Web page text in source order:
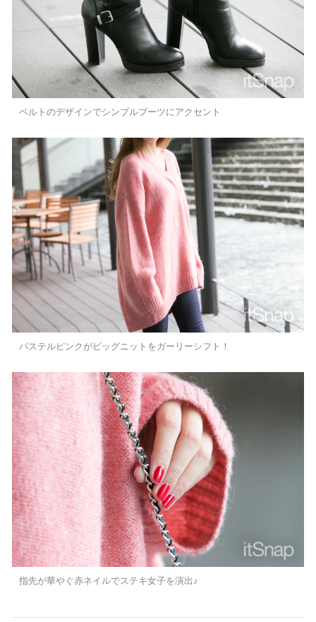
ベルトのデザインでシンプルブーツにアクセント
パステルピンクがビッグニットをガーリーシフト！
指先が華やぐ赤ネイルでステキ女子を演出♪